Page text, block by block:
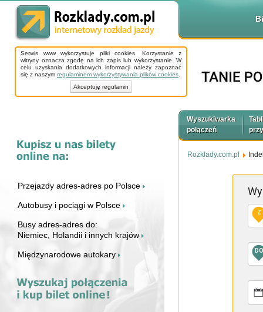
Serwis www wykorzystuje pliki cookies. Korzystanie z
witryny oznacza zgodę na ich zapis lub wykorzystanie. W
celu uzyskania dodatkowych informacji należy zapoznać
się z naszym regulaminem wykorzystywania plików cookies
Akceptuję regulamin
Przejazdy adres-adres po Polsce
Autobusy i pociągi w Polsce
Busy adres-adres do:
Niemiec, Holandii i innych krajów
Międzynarodowe autokary
Wyszukiwarka
połączeń
Rozklady.com.pl
Z
DO